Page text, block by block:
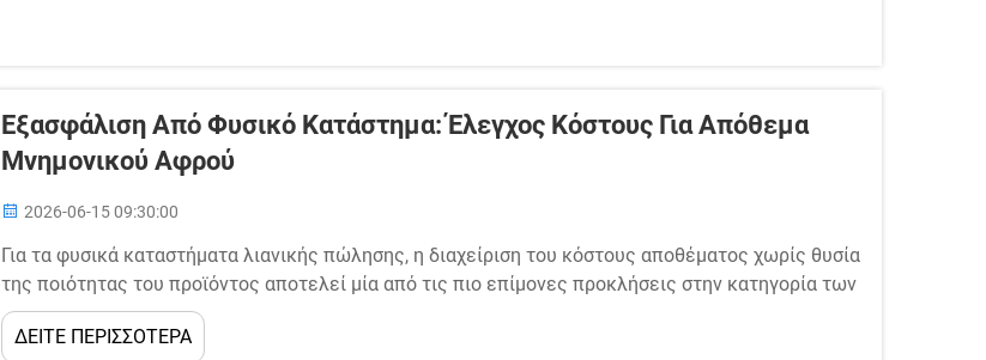
Εξασφάλιση Από Φυσικό Κατάστημα: Έλεγχος Κόστους Για Απόθεμα
Μνημονικού Αφρού
2026-06-15 09:30:00
Για τα φυσικά καταστήματα λιανικής πώλησης, η διαχείριση του κόστους αποθέματος χωρίς θυσία
της ποιότητας του προϊόντος αποτελεί μία από τις πιο επίμονες προκλήσεις στην κατηγορία των
προϊόντων ύπνου και των συναφών ειδών. Όσον αφορά την αποθήκευση μιας σειράς μαξιλαριών
από μνημονικό αφρό, οι αποφάσεις που λαμβάνετε...
ΔΕΙΤΕ ΠΕΡΙΣΣΟΤΕΡΑ